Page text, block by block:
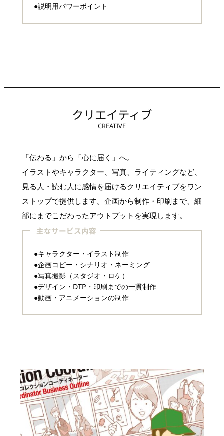
●説明用パワーポイント
クリエイティブ
CREATIVE
「伝わる」から「心に届く」へ。
イラストやキャラクター、写真、ライティングなど、
見る人・読む人に感情を届けるクリエイティブをワン
ストップで提供します。企画から制作・印刷まで、細
部にまでこだわったアウトプットを実現します。
主なサービス内容
●キャラクター・イラスト制作
●企画コピー・シナリオ・ネーミング
●写真撮影（スタジオ・ロケ）
●デザイン・DTP・印刷までの一貫制作
●動画・アニメーションの制作